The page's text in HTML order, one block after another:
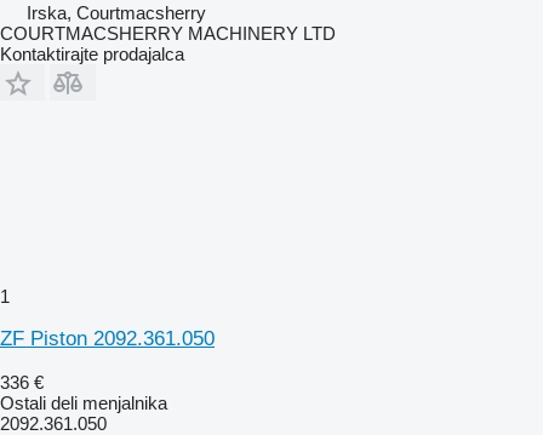
Irska, Courtmacsherry
COURTMACSHERRY MACHINERY LTD
Kontaktirajte prodajalca
1
ZF Piston 2092.361.050
336 €
Ostali deli menjalnika
2092.361.050